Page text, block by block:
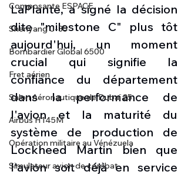
Composante ESPACE
Shenyang J-35
Bombardier Global 6500
Fret aérien
Salon Aéronautique de Dubaï 25
Airbus H145M
Opération militaire au Vénézuela
Simulateur avion de combat
LaPlante, a signé la décision
dite "milestone C" plus tôt
aujourd'hui, un moment
crucial qui signifie la
confiance du département
dans la performance de
l'avion et la maturité du
système de production de
Lockheed Martin bien que
l'avion soit déjà en service